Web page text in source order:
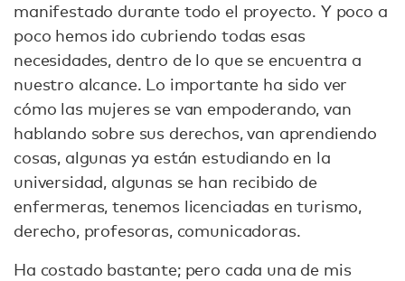
manifestado durante todo el proyecto. Y poco a
poco hemos ido cubriendo todas esas
necesidades, dentro de lo que se encuentra a
nuestro alcance. Lo importante ha sido ver
cómo las mujeres se van empoderando, van
hablando sobre sus derechos, van aprendiendo
cosas, algunas ya están estudiando en la
universidad, algunas se han recibido de
enfermeras, tenemos licenciadas en turismo,
derecho, profesoras, comunicadoras.
Ha costado bastante; pero cada una de mis